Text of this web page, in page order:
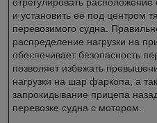
и установить её под центром
перевозимого судна.
распределение нагрузки на
обеспечивает безопасность
позволяет избежать
нагрузки на шар фаркопа, а
запрокидывание прицепа
перевозке судна с мотором.